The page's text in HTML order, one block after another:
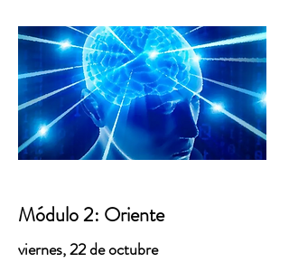
Módulo 2: Oriente
viernes, 22 de octubre